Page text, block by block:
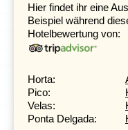
Die
São Miguel
Delgada)
Tag 8 São Miguel:
Tag 9 Ponta
Tag 10 Flug São
Hier findet ihr eine
Beispiel während
Hotelbewertung von:
Horta:
Pico:
Velas:
Ponta Delgada: